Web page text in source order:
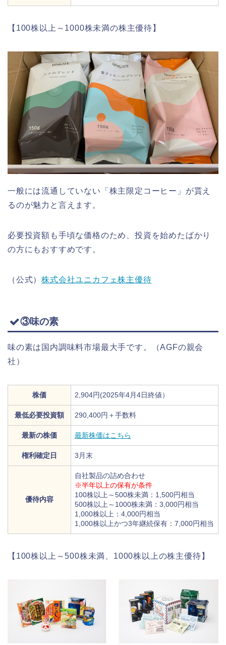
【100株以上～1000株未満の株主優待】
一般には流通していない「株主限定コーヒー」が貰え
るのが魅力と言えます。
必要投資額も手頃な価格のため、投資を始めたばかり
の方にもおすすめです。
（公式）株式会社ユニカフェ株主優待
③味の素
味の素は国内調味料市場最大手です。（AGFの親会
社）
株価 2,904円(2025年4月4日終値）
最低必要投資額 290,400円＋手数料
最新の株価 最新株価はこちら
権利確定日 3月末
優待内容
自社製品の詰め合わせ
※半年以上の保有が条件
100株以上～500株未満：1,500円相当
500株以上～1000株未満：3,000円相当
1,000株以上：4,000円相当
1,000株以上かつ3年継続保有：7,000円相当
【100株以上～500株未満、1000株以上の株主優待】